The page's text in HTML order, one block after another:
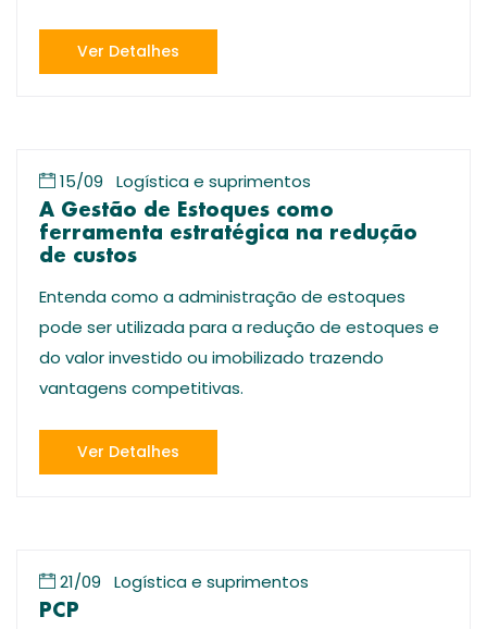
Ver Detalhes
15/09 Logística e suprimentos
A Gestão de Estoques como
ferramenta estratégica na redução
de custos
Entenda como a administração de estoques
pode ser utilizada para a redução de estoques e
do valor investido ou imobilizado trazendo
vantagens competitivas.
Ver Detalhes
21/09 Logística e suprimentos
PCP